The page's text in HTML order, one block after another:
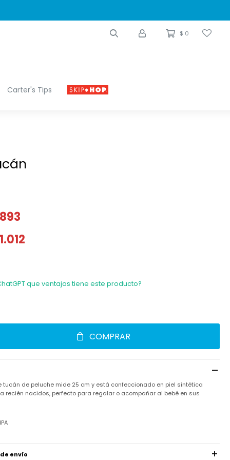
Carter's Tips
$ 0
893
1.012
que ventajas tiene este producto?
COMPRAR
tucán de peluche mide 25 cm y está confeccionado en piel sintética
recién nacidos, perfecto para regalar o acompañar al bebé en sus
envío